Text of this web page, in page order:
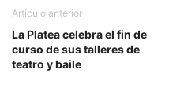
Artículo anterior
La Platea celebra el fin de
curso de sus talleres de
teatro y baile